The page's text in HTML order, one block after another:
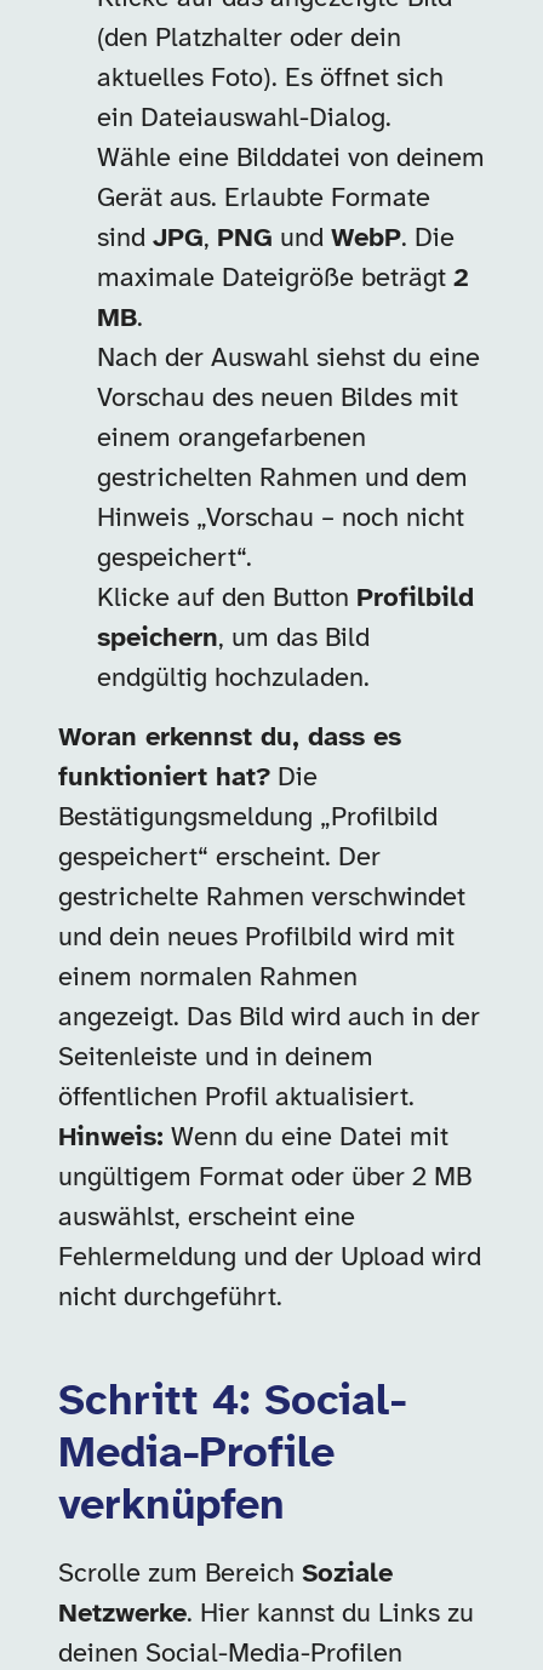
(den Platzhalter oder dein
aktuelles Foto). Es öffnet sich
ein Dateiauswahl-Dialog.
Wähle eine Bilddatei von deinem
Gerät aus. Erlaubte Formate
sind JPG, PNG und WebP. Die
maximale Dateigröße beträgt 2
MB.
Nach der Auswahl siehst du eine
Vorschau des neuen Bildes mit
einem orangefarbenen
gestrichelten Rahmen und dem
Hinweis „Vorschau – noch nicht
gespeichert“.
Klicke auf den Button Profilbild
speichern, um das Bild
endgültig hochzuladen.
Woran erkennst du, dass es
funktioniert hat? Die
Bestätigungsmeldung „Profilbild
gespeichert“ erscheint. Der
gestrichelte Rahmen verschwindet
und dein neues Profilbild wird mit
einem normalen Rahmen
angezeigt. Das Bild wird auch in der
Seitenleiste und in deinem
öffentlichen Profil aktualisiert.
Hinweis: Wenn du eine Datei mit
ungültigem Format oder über 2 MB
auswählst, erscheint eine
Fehlermeldung und der Upload wird
nicht durchgeführt.
Schritt 4: Social-
Media-Profile
verknüpfen
Scrolle zum Bereich Soziale
Netzwerke. Hier kannst du Links zu
deinen Social-Media-Profilen